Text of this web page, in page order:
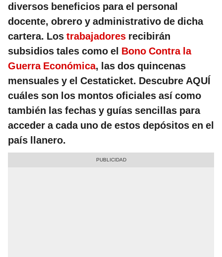
diversos beneficios para el personal
docente, obrero y administrativo de dicha
cartera. Los trabajadores recibirán
subsidios tales como el Bono Contra la
Guerra Económica, las dos quincenas
mensuales y el Cestaticket. Descubre AQUÍ
cuáles son los montos oficiales así como
también las fechas y guías sencillas para
acceder a cada uno de estos depósitos en el
país llanero.